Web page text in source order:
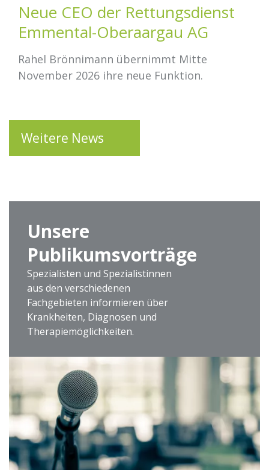
Neue CEO der Rettungsdienst
Emmental-Oberaargau AG
Rahel Brönnimann übernimmt Mitte
November 2026 ihre neue Funktion.
Weitere News
Unsere
Publikumsvorträge
Spezialisten und Spezialistinnen
aus den verschiedenen
Fachgebieten informieren über
Krankheiten, Diagnosen und
Therapiemöglichkeiten.